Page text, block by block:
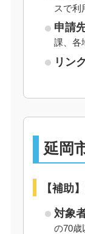
スで利
申請
課、各
リン
延岡
【補助
対象
の70歳